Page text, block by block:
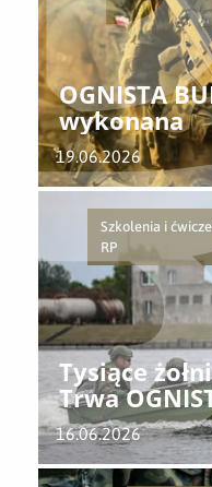
OGNISTA
wykonana
19.06.2026
Szkolenia i
RP
Tysiące
Trwa
16.06.2026